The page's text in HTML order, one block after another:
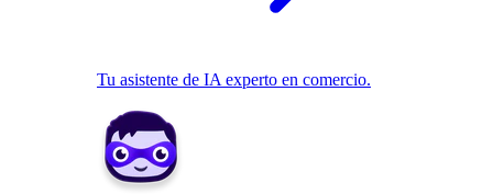
Tu asistente de IA experto en comercio.